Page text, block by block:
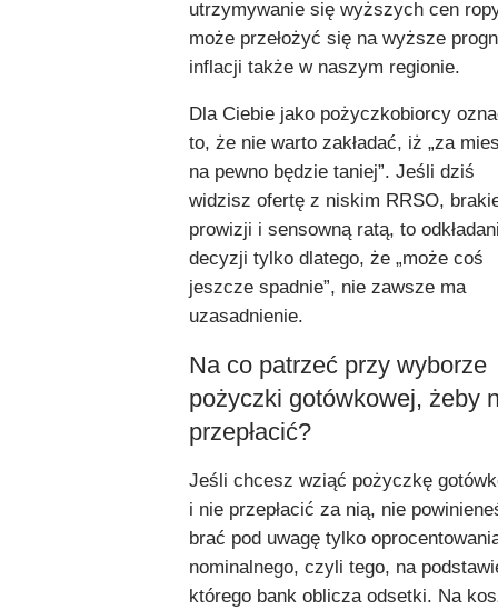
utrzymywanie się wyższych cen
może przełożyć się na wyższe
inflacji także w naszym regionie.
Dla Ciebie jako pożyczkobiorcy
to, że nie warto zakładać, iż „za
na pewno będzie taniej”. Jeśli dziś
widzisz ofertę z niskim RRSO,
prowizji i sensowną ratą, to
decyzji tylko dlatego, że „może coś
jeszcze spadnie”, nie zawsze ma
uzasadnienie.
Na co patrzeć przy wyborze
pożyczki gotówkowej, żeby
przepłacić?
Jeśli chcesz wziąć pożyczkę
i nie przepłacić za nią, nie
brać pod uwagę tylko
nominalnego, czyli tego, na
którego bank oblicza odsetki. Na